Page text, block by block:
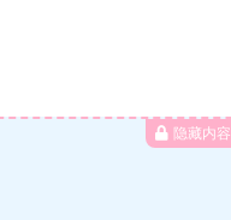
隐藏内容